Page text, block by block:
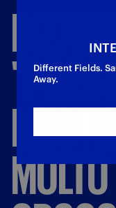
MOLTO
Different Fields.
Away.